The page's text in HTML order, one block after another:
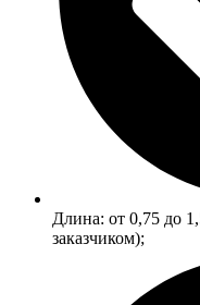
Длина: от 0,75 до
заказчиком);